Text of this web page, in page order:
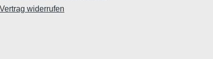
Vertrag widerrufen